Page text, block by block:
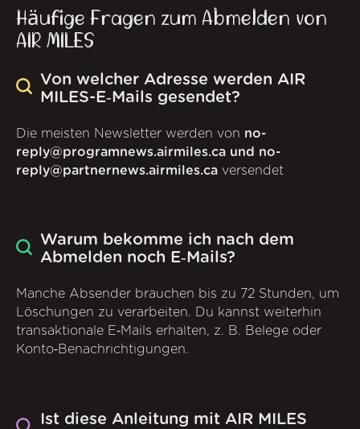
Häufige Fragen zum Abmelden von
AIR MILES
Von welcher Adresse werden AIR
MILES-E‑Mails gesendet?
Die meisten Newsletter werden von no-
reply@programnews.airmiles.ca und no-
reply@partnernews.airmiles.ca versendet
Warum bekomme ich nach dem
Abmelden noch E‑Mails?
Manche Absender brauchen bis zu 72 Stunden, um
Löschungen zu verarbeiten. Du kannst weiterhin
transaktionale E‑Mails erhalten, z. B. Belege oder
Konto‑Benachrichtigungen.
Ist diese Anleitung mit AIR MILES